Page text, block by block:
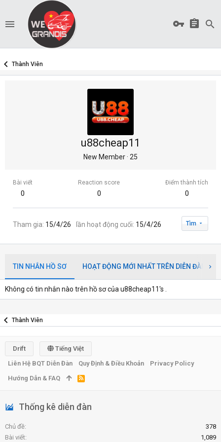
Thành Viên
u88cheap11
New Member· 25
Bài viết
0
Reaction score
0
Điểm thành tích
0
Tham gia 15/4/26 lần hoạt động cuối 15/4/26 Tìm
TIN NHẮN HỒ SƠ HOẠT ĐỘNG MỚI NHẤT TRÊN DIỄN ĐÀN
Không có tin nhắn nào trên hồ sơ của u88cheap11's .
Thành Viên
Thống kê diễn đàn
Chủ đề
378
Bài viết
1,089
Drift
Tiếng Việt
Liên Hệ BQT Diễn Đàn
Quy Định & Điều Khoản
Privacy Policy
Hướng Dẫn & FAQ
R
S